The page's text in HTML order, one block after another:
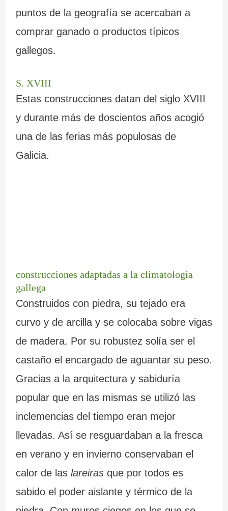
puntos de la geografía se acercaban a
comprar ganado o productos típicos
gallegos.
S. XVIII
Estas construcciones datan del siglo XVIII
y durante más de doscientos años acogió
una de las ferias más populosas de
Galicia.
construcciones adaptadas a la climatología
gallega
Construidos con piedra, su tejado era
curvo y de arcilla y se colocaba sobre vigas
de madera. Por su robustez solía ser el
castaño el encargado de aguantar su peso.
Gracias a la arquitectura y sabiduría
popular que en las mismas se utilizó las
inclemencias del tiempo eran mejor
llevadas. Así se resguardaban a la fresca
en verano y en invierno conservaban el
calor de las lareirasque por todos es
sabido el poder aislante y térmico de la